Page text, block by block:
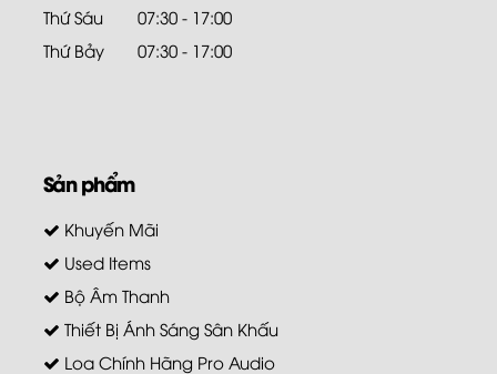
Thứ Sáu
07:30 - 17:00
Thứ Bảy
07:30 - 17:00
Sản phẩm
Khuyến Mãi
Used Items
Bộ Âm Thanh
Thiết Bị Ánh Sáng Sân Khấu
Loa Chính Hãng Pro Audio